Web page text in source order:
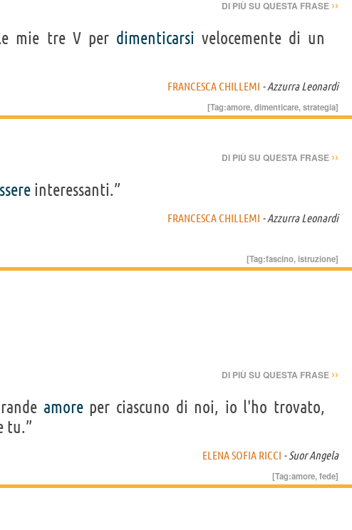
DI PIÙ SU QUESTA FRASE ››
mie tre V per dimenticarsi velocemente di un
FRANCESCA CHILLEMI - Azzurra Leonardi
[Tag:amore,dimenticare,strategia]
DI PIÙ SU QUESTA FRASE ››
interessanti.”
FRANCESCA CHILLEMI - Azzurra Leonardi
[Tag:fascino,istruzione]
DI PIÙ SU QUESTA FRASE ››
amoreper ciascuno di noi, io l'ho trovato,
tu.”
ELENA SOFIA RICCI - Suor Angela
[Tag:amore,fede]